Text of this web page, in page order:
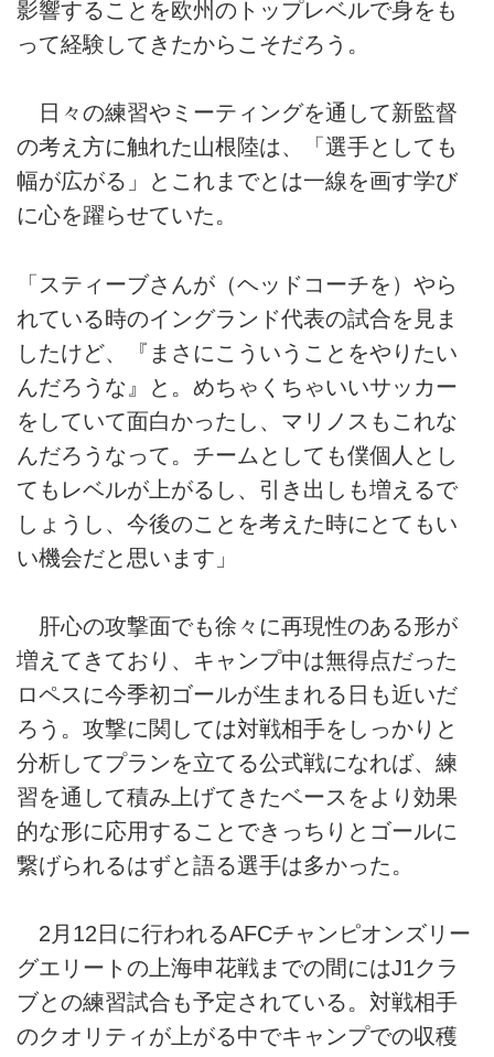
影響することを欧州のトップレベルで身をも
って経験してきたからこそだろう。
日々の練習やミーティングを通して新監督
の考え方に触れた山根陸は、「選手としても
幅が広がる」とこれまでとは一線を画す学び
に心を躍らせていた。
「スティーブさんが（ヘッドコーチを）やら
れている時のイングランド代表の試合を見ま
したけど、『まさにこういうことをやりたい
んだろうな』と。めちゃくちゃいいサッカー
をしていて面白かったし、マリノスもこれな
んだろうなって。チームとしても僕個人とし
てもレベルが上がるし、引き出しも増えるで
しょうし、今後のことを考えた時にとてもい
い機会だと思います」
肝心の攻撃面でも徐々に再現性のある形が
増えてきており、キャンプ中は無得点だった
ロペスに今季初ゴールが生まれる日も近いだ
ろう。攻撃に関しては対戦相手をしっかりと
分析してプランを立てる公式戦になれば、練
習を通して積み上げてきたベースをより効果
的な形に応用することできっちりとゴールに
繋げられるはずと語る選手は多かった。
2月12日に行われるAFCチャンピオンズリー
グエリートの上海申花戦までの間にはJ1クラ
ブとの練習試合も予定されている。対戦相手
のクオリティが上がる中でキャンプでの収穫